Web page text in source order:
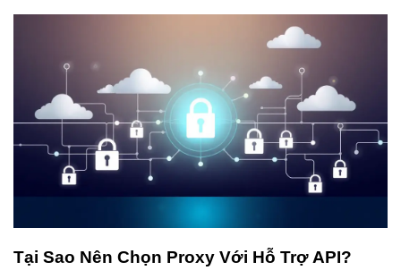
Tại Sao Nên Chọn Proxy Với Hỗ Trợ API?